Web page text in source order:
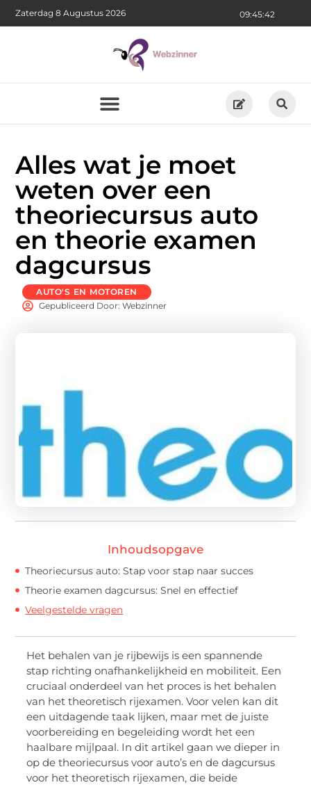
09:45:43
Zaterdag 8 Augustus 2026
Alles wat je moet
weten over een
theoriecursus auto
en theorie examen
dagcursus
AUTO'S EN MOTOREN
Gepubliceerd Door: Webzinner
Inhoudsopgave
Theoriecursus auto: Stap voor stap naar succes
Theorie examen dagcursus: Snel en effectief
Veelgestelde vragen
Het behalen van je rijbewijs is een spannende
stap richting onafhankelijkheid en mobiliteit. Een
cruciaal onderdeel van het proces is het behalen
van het theoretisch rijexamen. Voor velen kan dit
een uitdagende taak lijken, maar met de juiste
voorbereiding en begeleiding wordt het een
haalbare mijlpaal. In dit artikel gaan we dieper in
op de theoriecursus voor auto’s en de dagcursus
voor het theoretisch rijexamen, die beide